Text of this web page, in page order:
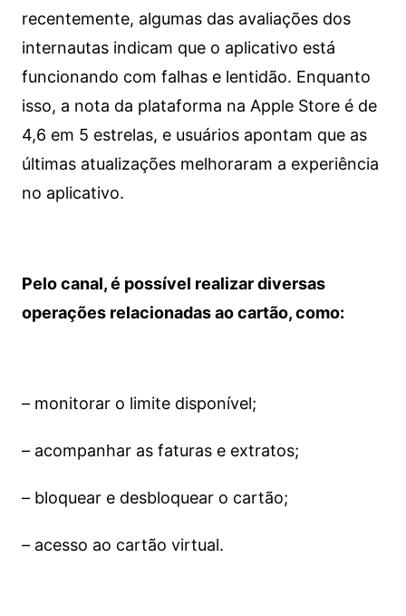
recentemente, algumas das avaliações dos
internautas indicam que o aplicativo está
funcionando com falhas e lentidão. Enquanto
isso, a nota da plataforma na Apple Store é de
4,6 em 5 estrelas, e usuários apontam que as
últimas atualizações melhoraram a experiência
no aplicativo.
Pelo canal, é possível realizar diversas
operações relacionadas ao cartão, como:
– monitorar o limite disponível;
– acompanhar as faturas e extratos;
– bloquear e desbloquear o cartão;
– acesso ao cartão virtual.